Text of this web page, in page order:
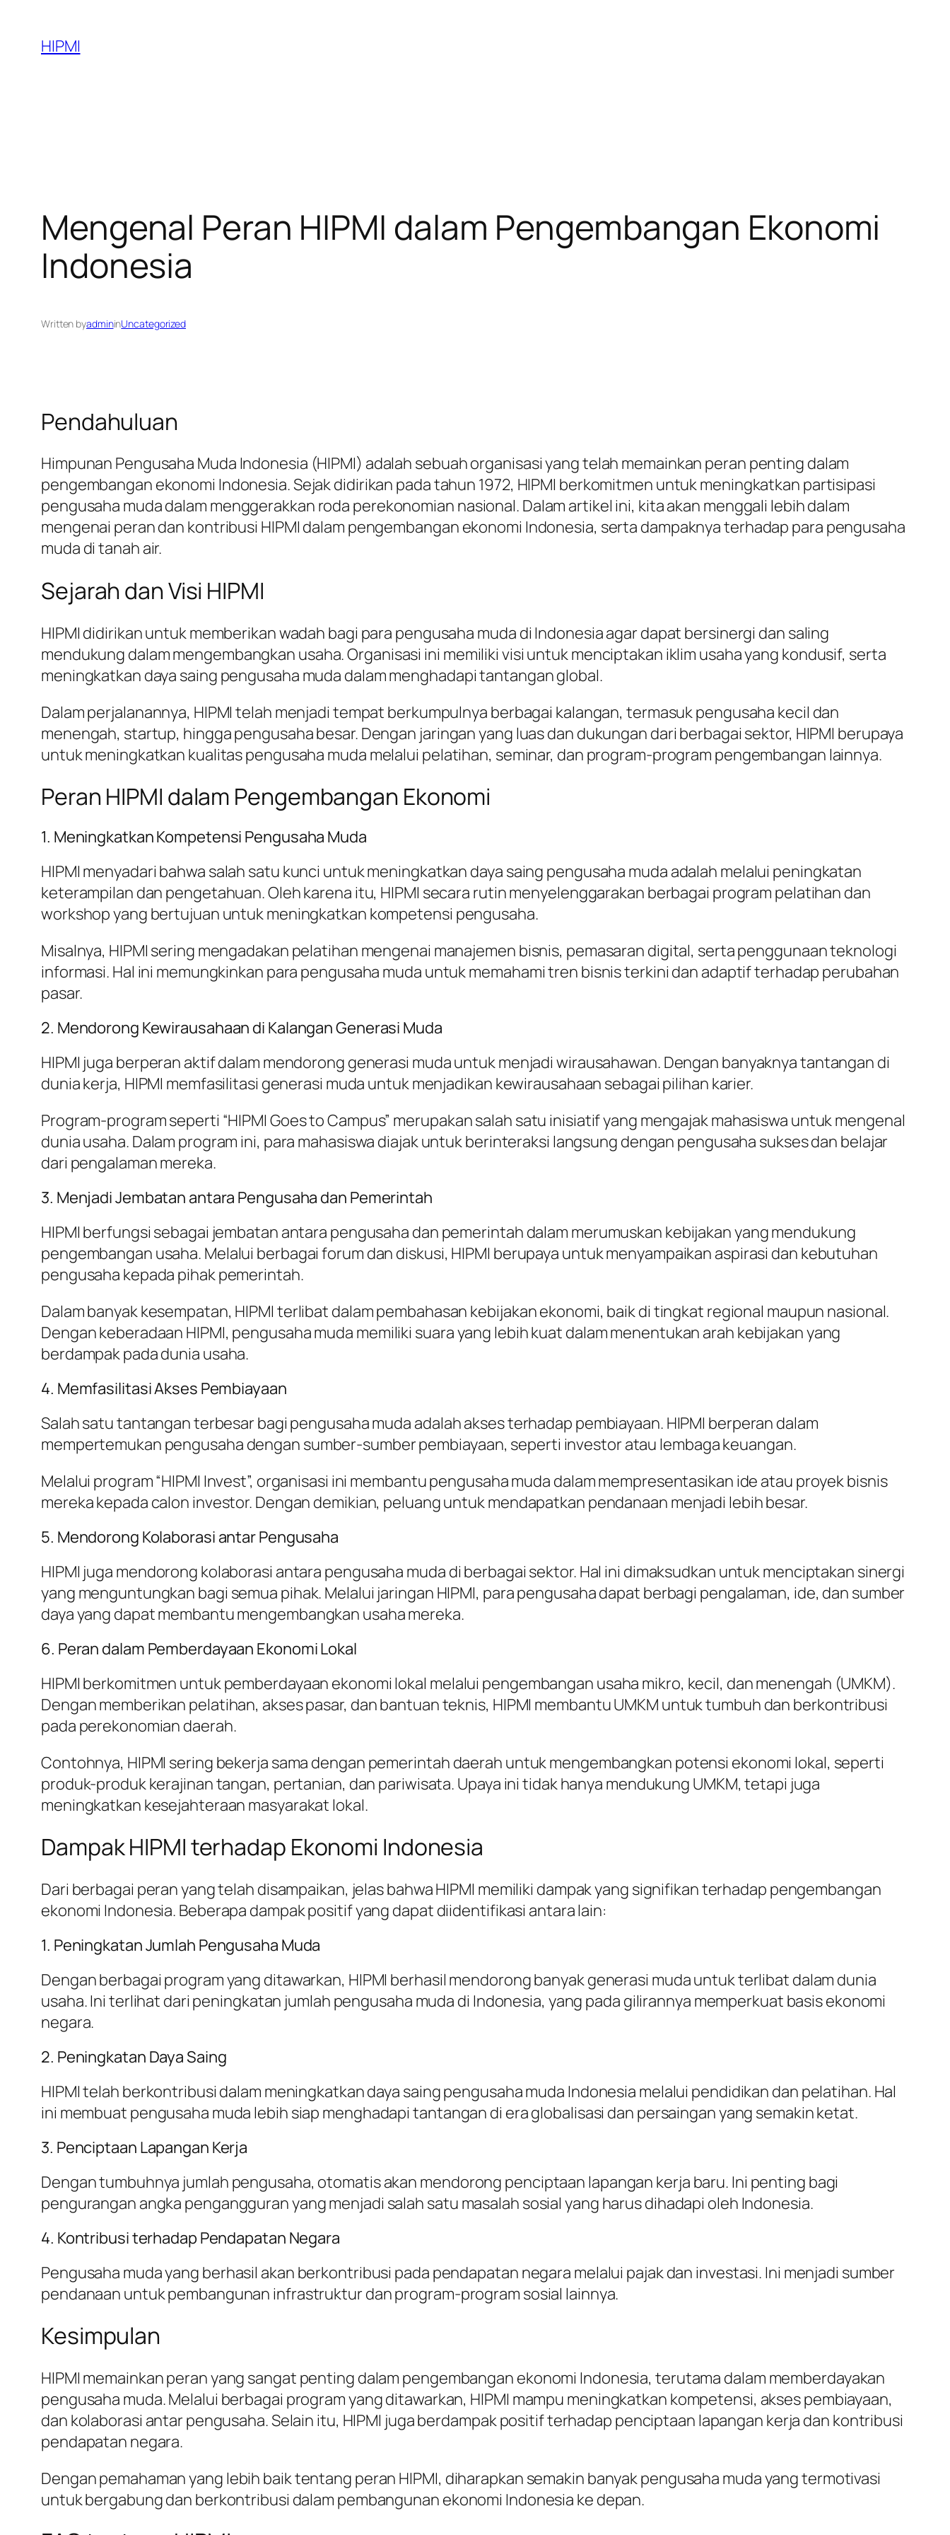
content
HIPMI
Mengenal Peran HIPMI dalam Pengembangan Ekonomi
Indonesia
Written byadmininUncategorized
Pendahuluan
Himpunan Pengusaha Muda Indonesia (HIPMI) adalah sebuah organisasi yang telah memainkan peran penting dalam
pengembangan ekonomi Indonesia. Sejak didirikan pada tahun 1972, HIPMI berkomitmen untuk meningkatkan partisipasi
pengusaha muda dalam menggerakkan roda perekonomian nasional. Dalam artikel ini, kita akan menggali lebih dalam
mengenai peran dan kontribusi HIPMI dalam pengembangan ekonomi Indonesia, serta dampaknya terhadap para pengusaha
muda di tanah air.
Sejarah dan Visi HIPMI
HIPMI didirikan untuk memberikan wadah bagi para pengusaha muda di Indonesia agar dapat bersinergi dan saling
mendukung dalam mengembangkan usaha. Organisasi ini memiliki visi untuk menciptakan iklim usaha yang kondusif, serta
meningkatkan daya saing pengusaha muda dalam menghadapi tantangan global.
Dalam perjalanannya, HIPMI telah menjadi tempat berkumpulnya berbagai kalangan, termasuk pengusaha kecil dan
menengah, startup, hingga pengusaha besar. Dengan jaringan yang luas dan dukungan dari berbagai sektor, HIPMI berupaya
untuk meningkatkan kualitas pengusaha muda melalui pelatihan, seminar, dan program-program pengembangan lainnya.
Peran HIPMI dalam Pengembangan Ekonomi
1. Meningkatkan Kompetensi Pengusaha Muda
HIPMI menyadari bahwa salah satu kunci untuk meningkatkan daya saing pengusaha muda adalah melalui peningkatan
keterampilan dan pengetahuan. Oleh karena itu, HIPMI secara rutin menyelenggarakan berbagai program pelatihan dan
workshop yang bertujuan untuk meningkatkan kompetensi pengusaha.
Misalnya, HIPMI sering mengadakan pelatihan mengenai manajemen bisnis, pemasaran digital, serta penggunaan teknologi
informasi. Hal ini memungkinkan para pengusaha muda untuk memahami tren bisnis terkini dan adaptif terhadap perubahan
pasar.
2. Mendorong Kewirausahaan di Kalangan Generasi Muda
HIPMI juga berperan aktif dalam mendorong generasi muda untuk menjadi wirausahawan. Dengan banyaknya tantangan di
dunia kerja, HIPMI memfasilitasi generasi muda untuk menjadikan kewirausahaan sebagai pilihan karier.
Program-program seperti “HIPMI Goes to Campus” merupakan salah satu inisiatif yang mengajak mahasiswa untuk mengenal
dunia usaha. Dalam program ini, para mahasiswa diajak untuk berinteraksi langsung dengan pengusaha sukses dan belajar
dari pengalaman mereka.
3. Menjadi Jembatan antara Pengusaha dan Pemerintah
HIPMI berfungsi sebagai jembatan antara pengusaha dan pemerintah dalam merumuskan kebijakan yang mendukung
pengembangan usaha. Melalui berbagai forum dan diskusi, HIPMI berupaya untuk menyampaikan aspirasi dan kebutuhan
pengusaha kepada pihak pemerintah.
Dalam banyak kesempatan, HIPMI terlibat dalam pembahasan kebijakan ekonomi, baik di tingkat regional maupun nasional.
Dengan keberadaan HIPMI, pengusaha muda memiliki suara yang lebih kuat dalam menentukan arah kebijakan yang
berdampak pada dunia usaha.
4. Memfasilitasi Akses Pembiayaan
Salah satu tantangan terbesar bagi pengusaha muda adalah akses terhadap pembiayaan. HIPMI berperan dalam
mempertemukan pengusaha dengan sumber-sumber pembiayaan, seperti investor atau lembaga keuangan.
Melalui program “HIPMI Invest”, organisasi ini membantu pengusaha muda dalam mempresentasikan ide atau proyek bisnis
mereka kepada calon investor. Dengan demikian, peluang untuk mendapatkan pendanaan menjadi lebih besar.
5. Mendorong Kolaborasi antar Pengusaha
HIPMI juga mendorong kolaborasi antara pengusaha muda di berbagai sektor. Hal ini dimaksudkan untuk menciptakan sinergi
yang menguntungkan bagi semua pihak. Melalui jaringan HIPMI, para pengusaha dapat berbagi pengalaman, ide, dan sumber
daya yang dapat membantu mengembangkan usaha mereka.
6. Peran dalam Pemberdayaan Ekonomi Lokal
HIPMI berkomitmen untuk pemberdayaan ekonomi lokal melalui pengembangan usaha mikro, kecil, dan menengah (UMKM).
Dengan memberikan pelatihan, akses pasar, dan bantuan teknis, HIPMI membantu UMKM untuk tumbuh dan berkontribusi
pada perekonomian daerah.
Contohnya, HIPMI sering bekerja sama dengan pemerintah daerah untuk mengembangkan potensi ekonomi lokal, seperti
produk-produk kerajinan tangan, pertanian, dan pariwisata. Upaya ini tidak hanya mendukung UMKM, tetapi juga
meningkatkan kesejahteraan masyarakat lokal.
Dampak HIPMI terhadap Ekonomi Indonesia
Dari berbagai peran yang telah disampaikan, jelas bahwa HIPMI memiliki dampak yang signifikan terhadap pengembangan
ekonomi Indonesia. Beberapa dampak positif yang dapat diidentifikasi antara lain:
1. Peningkatan Jumlah Pengusaha Muda
Dengan berbagai program yang ditawarkan, HIPMI berhasil mendorong banyak generasi muda untuk terlibat dalam dunia
usaha. Ini terlihat dari peningkatan jumlah pengusaha muda di Indonesia, yang pada gilirannya memperkuat basis ekonomi
negara.
2. Peningkatan Daya Saing
HIPMI telah berkontribusi dalam meningkatkan daya saing pengusaha muda Indonesia melalui pendidikan dan pelatihan. Hal
ini membuat pengusaha muda lebih siap menghadapi tantangan di era globalisasi dan persaingan yang semakin ketat.
3. Penciptaan Lapangan Kerja
Dengan tumbuhnya jumlah pengusaha, otomatis akan mendorong penciptaan lapangan kerja baru. Ini penting bagi
pengurangan angka pengangguran yang menjadi salah satu masalah sosial yang harus dihadapi oleh Indonesia.
4. Kontribusi terhadap Pendapatan Negara
Pengusaha muda yang berhasil akan berkontribusi pada pendapatan negara melalui pajak dan investasi. Ini menjadi sumber
pendanaan untuk pembangunan infrastruktur dan program-program sosial lainnya.
Kesimpulan
HIPMI memainkan peran yang sangat penting dalam pengembangan ekonomi Indonesia, terutama dalam memberdayakan
pengusaha muda. Melalui berbagai program yang ditawarkan, HIPMI mampu meningkatkan kompetensi, akses pembiayaan,
dan kolaborasi antar pengusaha. Selain itu, HIPMI juga berdampak positif terhadap penciptaan lapangan kerja dan kontribusi
pendapatan negara.
Dengan pemahaman yang lebih baik tentang peran HIPMI, diharapkan semakin banyak pengusaha muda yang termotivasi
untuk bergabung dan berkontribusi dalam pembangunan ekonomi Indonesia ke depan.